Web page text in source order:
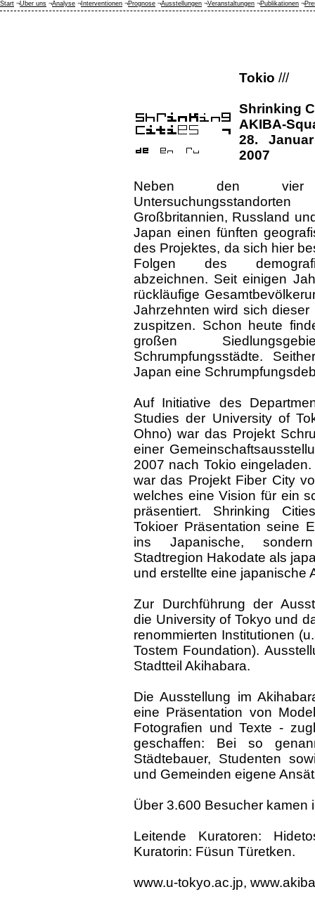
Tokio ///
Shrinking
AKIBA-
28.
2007
Neben den vier
Großbritannien, Russland
Japan einen fünften
des Projektes, da sich hier
Folgen des
abzeichnen. Seit einigen
rückläufige
Jahrzehnten wird sich dieser
zuspitzen. Schon heute
großen
Schrumpfungsstädte.
Japan eine
Auf Initiative des
Studies der University of
Ohno) war das Projekt
einer
2007 nach Tokio
war das Projekt Fiber City
welches eine Vision für ein
präsentiert. Shrinking
Tokioer Präsentation seine
ins Japanische,
Stadtregion Hakodate als
und erstellte eine japanische
Zur Durchführung der
die University of Tokyo und
renommierten Institutionen
Tostem Foundation).
Stadtteil Akihabara.
Die Ausstellung im
eine Präsentation von
Fotografien und Texte -
geschaffen: Bei so
Städtebauer, Studenten
und Gemeinden eigene
Über 3.600 Besucher
Leitende Kuratoren:
Kuratorin: Füsun Türetken.
www.u-tokyo.ac.jp,
Start ¬Über uns ¬Analyse ¬ Interventionen ¬Prognose ¬Ausstellungen ¬Veranstaltungen ¬Publikationen ¬